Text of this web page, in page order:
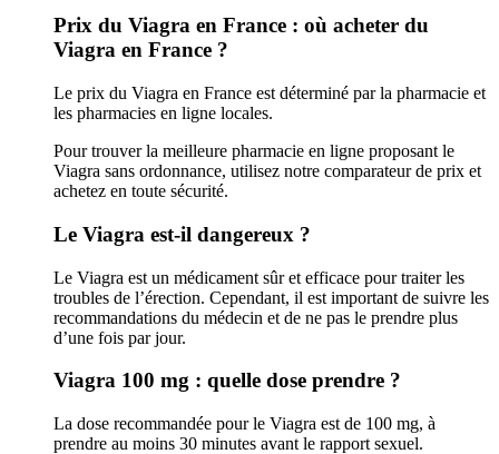
Prix du Viagra en France : où acheter du
Viagra en France ?
Le prix du Viagra en France est déterminé par la pharmacie et
les pharmacies en ligne locales.
Pour trouver la meilleure pharmacie en ligne proposant le
Viagra sans ordonnance, utilisez notre comparateur de prix et
achetez en toute sécurité.
Le Viagra est-il dangereux ?
Le Viagra est un médicament sûr et efficace pour traiter les
troubles de l’érection. Cependant, il est important de suivre les
recommandations du médecin et de ne pas le prendre plus
d’une fois par jour.
Viagra 100 mg : quelle dose prendre ?
La dose recommandée pour le Viagra est de 100 mg, à
prendre au moins 30 minutes avant le rapport sexuel.